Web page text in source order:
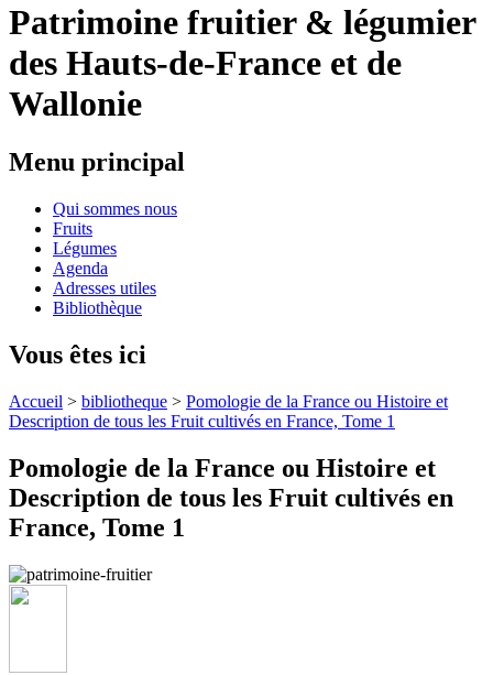
Patrimoine fruitier & légumier
des Hauts-de-France et de
Wallonie
Menu principal
Qui sommes nous
Fruits
Légumes
Agenda
Adresses utiles
Bibliothèque
Vous êtes ici
Accueil > bibliotheque > Pomologie de la France ou Histoire et
Description de tous les Fruit cultivés en France, Tome 1
Pomologie de la France ou Histoire et
Description de tous les Fruit cultivés en
France, Tome 1